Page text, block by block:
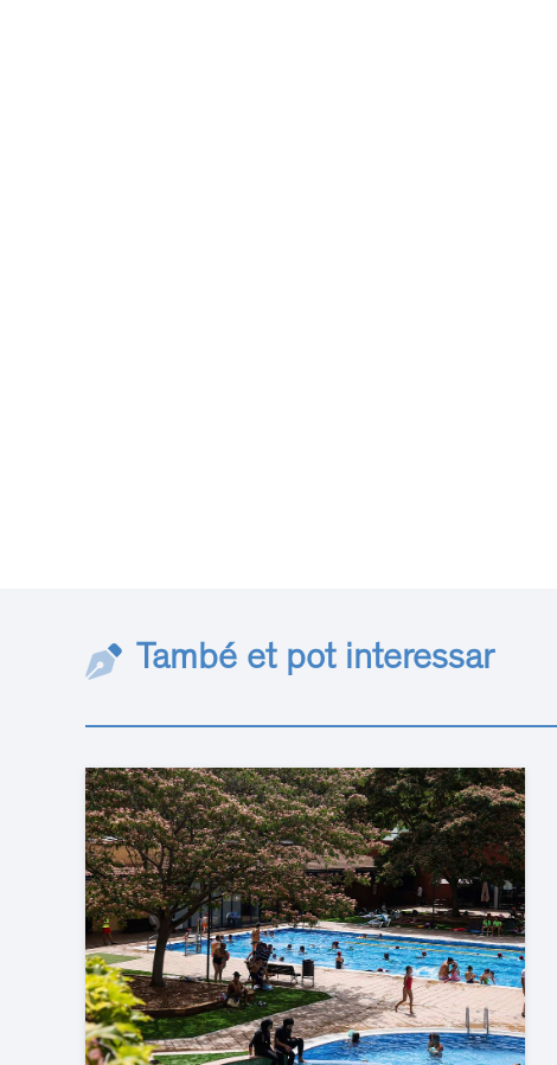
També et pot interessar